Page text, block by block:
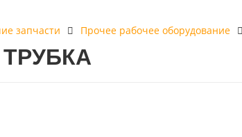
запчасти Прочее рабочее оборудование
ТРУБКА